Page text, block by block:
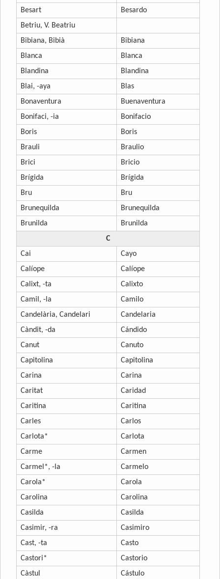
Besart
Besardo
Betriu, V. Beatriu
Bibiana, Bibià
Bibiana
Blanca
Blanca
Blandina
Blandina
Blai, -aya
Blas
Bonaventura
Buenaventura
Bonifaci, -ia
Bonifacio
Boris
Boris
Brauli
Braulio
Brici
Bricio
Brígida
Brígida
Bru
Bru
Brunequilda
Brunequilda
Brunilda
Brunilda
C
Cai
Cayo
Calíope
Calíope
Calixt, -ta
Calixto
Camil, -la
Camilo
Candelària, Candelari
Candelaria
Càndit, -da
Cándido
Canut
Canuto
Capitolina
Capitolina
Carina
Carina
Caritat
Caridad
Caritina
Caritina
Carles
Carlos
Carlota*
Carlota
Carme
Carmen
Carmel*, -la
Carmelo
Carola*
Carola
Carolina
Carolina
Casilda
Casilda
Casimir, -ra
Casimiro
Cast, -ta
Casto
Castori*
Castorio
Càstul
Cástulo